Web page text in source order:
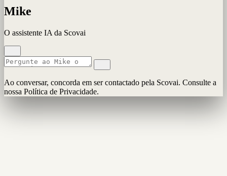
Mike
O assistente IA da Scovai
Ao conversar, concorda em ser contactado pela Scovai. Consulte a
nossa Política de Privacidade.